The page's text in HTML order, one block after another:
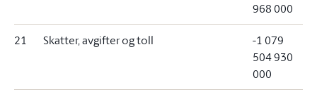
968 000
21 Skatter, avgifter og toll
-1 079
504 930
000